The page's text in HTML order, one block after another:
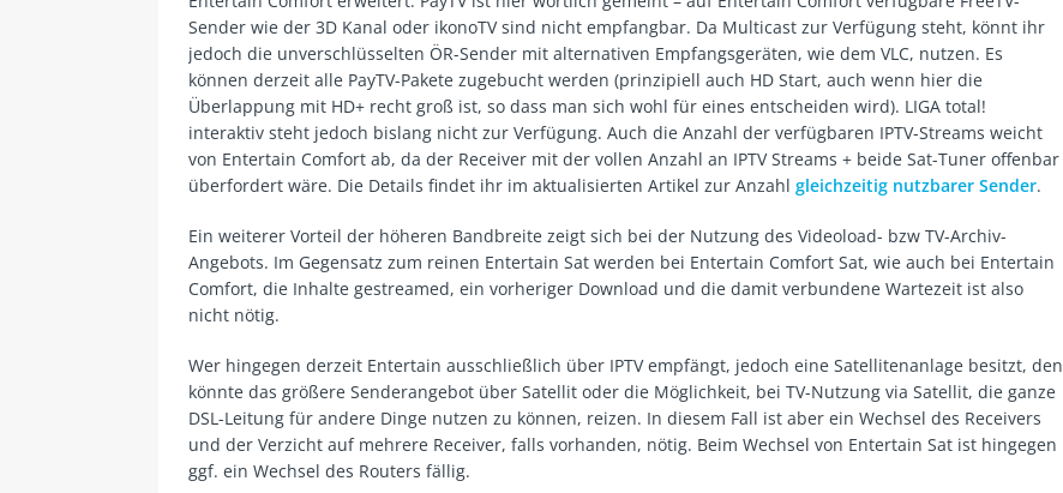
Sender wie der 3D Kanal oder ikonoTV sind nicht empfangbar. Da Multicast zur Verfügung steht, könnt ihr
jedoch die unverschlüsselten ÖR-Sender mit alternativen Empfangsgeräten, wie dem VLC, nutzen. Es
können derzeit alle PayTV-Pakete zugebucht werden (prinzipiell auch HD Start, auch wenn hier die
Überlappung mit HD+ recht groß ist, so dass man sich wohl für eines entscheiden wird). LIGA total!
interaktiv steht jedoch bislang nicht zur Verfügung. Auch die Anzahl der verfügbaren IPTV-Streams weicht
von Entertain Comfort ab, da der Receiver mit der vollen Anzahl an IPTV Streams + beide Sat-Tuner offenbar
überfordert wäre. Die Details findet ihr im aktualisierten Artikel zur Anzahl gleichzeitig nutzbarer Sender.
Ein weiterer Vorteil der höheren Bandbreite zeigt sich bei der Nutzung des Videoload- bzw TV-Archiv-
Angebots. Im Gegensatz zum reinen Entertain Sat werden bei Entertain Comfort Sat, wie auch bei Entertain
Comfort, die Inhalte gestreamed, ein vorheriger Download und die damit verbundene Wartezeit ist also
nicht nötig.
Wer hingegen derzeit Entertain ausschließlich über IPTV empfängt, jedoch eine Satellitenanlage besitzt, den
könnte das größere Senderangebot über Satellit oder die Möglichkeit, bei TV-Nutzung via Satellit, die ganze
DSL-Leitung für andere Dinge nutzen zu können, reizen. In diesem Fall ist aber ein Wechsel des Receivers
und der Verzicht auf mehrere Receiver, falls vorhanden, nötig. Beim Wechsel von Entertain Sat ist hingegen
ggf. ein Wechsel des Routers fällig.